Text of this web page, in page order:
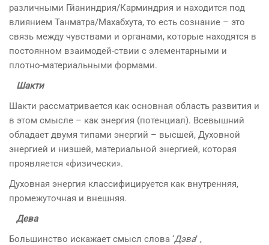
различными Гйаниндрия/Карминдрия и находится под
влиянием Танматра/Махабхута, то есть сознание – это
связь между чувствами и органами, которые находятся в
постоянном взаимодей-ствии с элементарными и
плотно-материальными формами.
Шакти
Шакти рассматривается как основная область развития и
в этом смысле – как энергия (потенциал). Всевышний
обладает двумя типами энергий – высшей, Духовной
энергией и низшей, материальной энергией, которая
проявляется «физически».
Духовная энергия классифицируется как внутренняя,
промежуточная и внешняя.
Дева
Большинство искажает смысл слова ‘Дэва’ ,